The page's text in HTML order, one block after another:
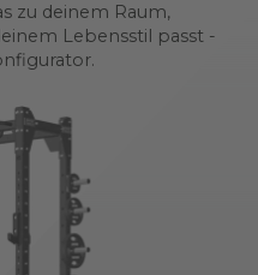
zu deinem Raum,
Lebensstil passt -